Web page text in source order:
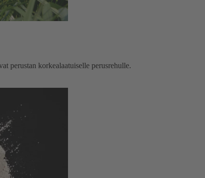
perustan korkealaatuiselle perusrehulle.